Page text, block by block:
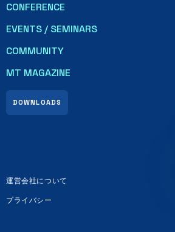
CONFERENCE
EVENTS / SEMINARS
COMMUNITY
DOWNLOADS
MT MAGAZINE
運営会社について
プライバシー